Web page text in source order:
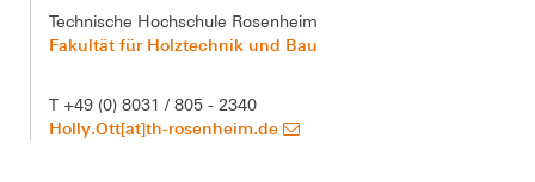
Technische Hochschule Rosenheim
Fakultät für Holztechnik und Bau
T +49 (0) 8031 / 805 - 2340
Holly.Ott[at]th-rosenheim.de